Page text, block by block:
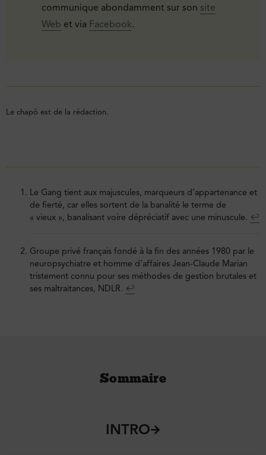
communique abondamment sur son site
Web et via Facebook.
Le chapô est de la rédaction.
Le Gang tient aux majuscules, marqueurs d’appartenance et
de fierté, car elles sortent de la banalité le terme de
« vieux », banalisant voire dépréciatif avec une minuscule. ↩︎
Groupe privé français fondé à la fin des années 1980 par le
neuropsychiatre et homme d’affaires Jean-Claude Marian
tristement connu pour ses méthodes de gestion brutales et
ses maltraitances, NDLR. ↩︎
Sommaire
INTRO